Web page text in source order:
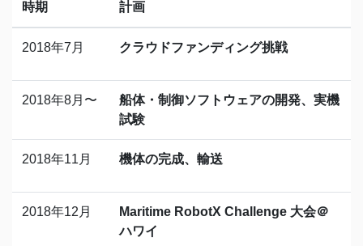
時期 計画
2018年7月 クラウドファンディング挑戦
2018年8月〜
船体・制御ソフトウェアの開発、実機
試験
2018年11月 機体の完成、輸送
2018年12月
Maritime RobotX Challenge 大会＠
ハワイ